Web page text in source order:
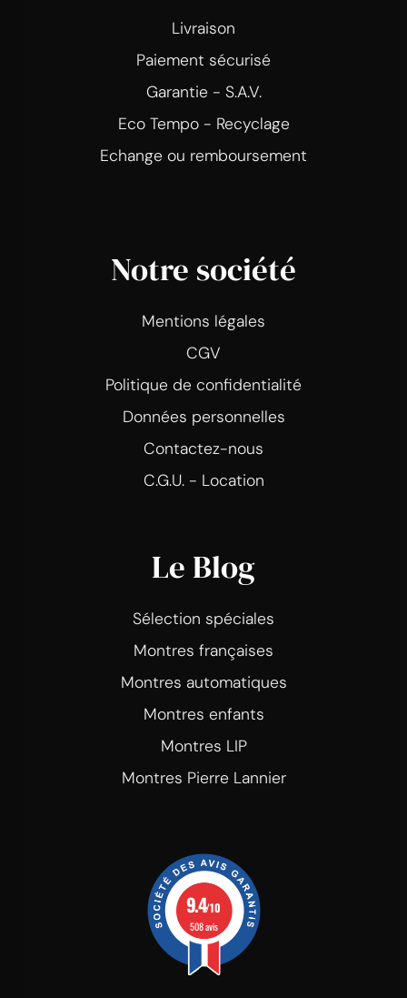
Livraison
Paiement sécurisé
Garantie - S.A.V.
Eco Tempo - Recyclage
Echange ou remboursement
Notre société
Mentions légales
CGV
Politique de confidentialité
Données personnelles
Contactez-nous
C.G.U. - Location
Le Blog
Sélection spéciales
Montres françaises
Montres automatiques
Montres enfants
Montres LIP
Montres Pierre Lannier
9.4/10
508 avis